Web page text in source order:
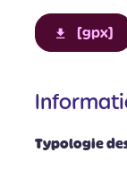
[gpx]
Typologie